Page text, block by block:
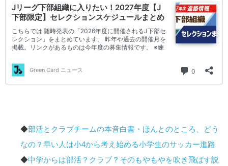
◆部活とクラブチームの本音白書・ほんとのところ、どう
なの？早い人は小4から考え始める小学生のサッカー進路
◆中学からは部活？クラブ？そのもやもやを吹き飛ばす説